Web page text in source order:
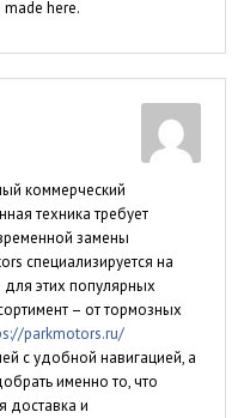
here.
коммерческий
техника требует
замены
специализируется на
для этих популярных
– от тормозных
parkmotors.ru/
с удобной навигацией, а
именно то, что
доставка и